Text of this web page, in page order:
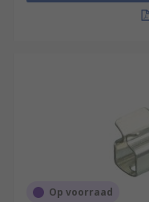
Op voorraad